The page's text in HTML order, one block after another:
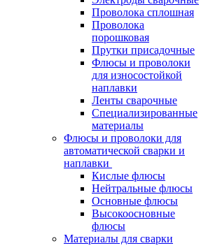
Проволока сплошная
Проволока
порошковая
Прутки присадочные
Флюсы и проволоки
для износостойкой
наплавки
Ленты сварочные
Специализированные
материалы
Флюсы и проволоки для
автоматической сварки и
наплавки
Кислые флюсы
Нейтральные флюсы
Основные флюсы
Высокоосновные
флюсы
Материалы для сварки